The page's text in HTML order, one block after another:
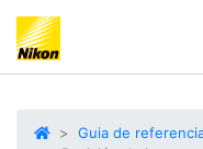
Guia de